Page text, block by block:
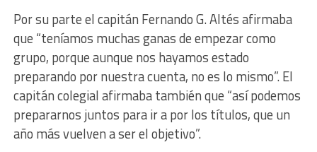
Por su parte el capitán Fernando G. Altés afirmaba
que “teníamos muchas ganas de empezar como
grupo, porque aunque nos hayamos estado
preparando por nuestra cuenta, no es lo mismo”. El
capitán colegial afirmaba también que “así podemos
prepararnos juntos para ir a por los títulos, que un
año más vuelven a ser el objetivo”.